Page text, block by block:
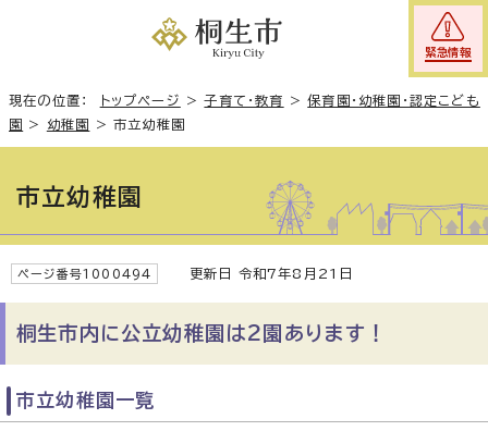
緊急情報
現在の位置： トップページ >子育て・教育 >保育園・幼稚園・認定こども
園
> 幼稚園 >市立幼稚園
市立幼稚園
ページ番号1000494 更新日 令和7年8月21日
桐生市内に公立幼稚園は2園あります！
市立幼稚園一覧